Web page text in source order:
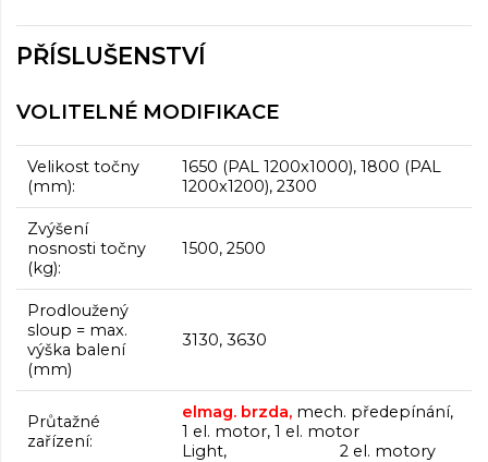
PŘÍSLUŠENSTVÍ
VOLITELNÉ MODIFIKACE
Velikost točny
(mm):
1650 (PAL 1200x1000), 1800 (PAL
1200x1200), 2300
Zvýšení
nosnosti točny
(kg):
1500, 2500
Prodloužený
sloup = max.
výška balení
(mm)
3130, 3630
Průtažné
zařízení:
elmag. brzda, mech. předepínání,
1 el. motor, 1 el. motor
Light, 2 el. motory